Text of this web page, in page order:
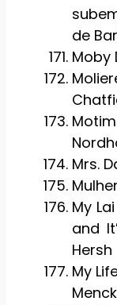
de
Moby
Mrs.
My
and
Hersh
My